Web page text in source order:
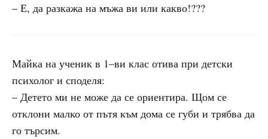
– Е, да разкажа на мъжа ви или какво!???
Майка на ученик в 1–ви клас отива при детски
психолог и споделя:
– Детето ми не може да се ориентира. Щом се
отклони малко от пътя към дома се губи и трябва да
го търсим.